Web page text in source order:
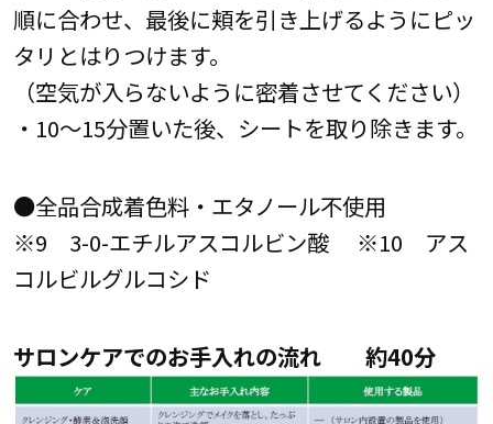
順に合わせ、最後に頬を引き上げるようにピッ
タリとはりつけます。
（空気が入らないように密着させてください）
・10～15分置いた後、シートを取り除きます。
●全品合成着色料・エタノール不使用
※9 3-0-エチルアスコルビン酸 ※10 アス
コルビルグルコシド
サロンケアでのお手入れの流れ 約40分